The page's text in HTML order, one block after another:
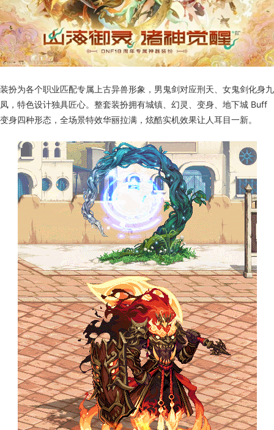
装扮为各个职业匹配专属上古异兽形象，男鬼剑对应刑天、女鬼剑化身九
凤，特色设计独具匠心。整套装扮拥有城镇、幻灵、变身、地下城 Buff
变身四种形态，全场景特效华丽拉满，炫酷实机效果让人耳目一新。